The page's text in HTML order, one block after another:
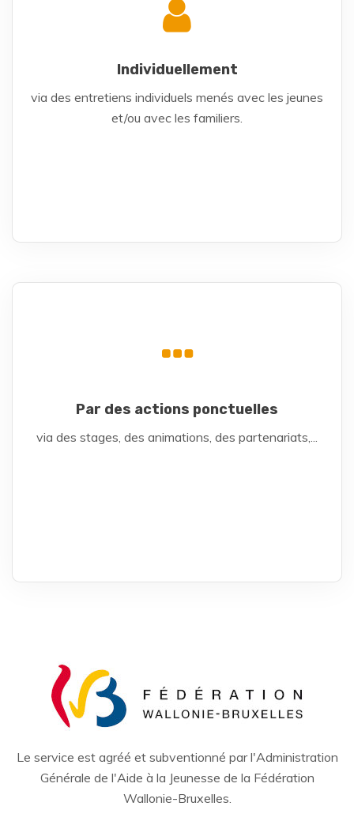
Individuellement
via des entretiens individuels menés avec les jeunes
et/ou avec les familiers.
Par des actions ponctuelles
via des stages, des animations, des partenariats,...
Le service est agréé et subventionné par l'Administration
Générale de l'Aide à la Jeunesse de la Fédération
Wallonie-Bruxelles.